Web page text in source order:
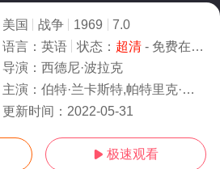
美国 战争 1969
7.0
语言： 英语 状态： 超清- 免费在线观看
导演： 西德尼·波拉克
主演： 伯特·兰卡斯特,帕特里克·奥尼尔,让-皮埃尔·奥蒙特,彼得·法尔克
更新时间： 2022-05-31
 极速观看